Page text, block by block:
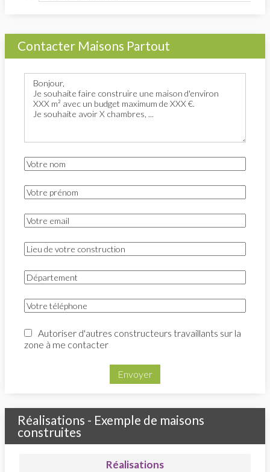
Contacter Maisons Partout
Autoriser d'autres constructeurs travaillants sur la
zone à me contacter
Envoyer
Réalisations - Exemple de maisons
construites
Réalisations